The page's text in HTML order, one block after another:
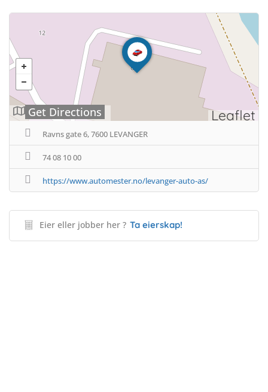
Leaflet
Get Directions
Ravns gate 6, 7600 LEVANGER
74 08 10 00
https://www.automester.no/levanger-auto-as/
Eier eller jobber her ? Ta eierskap!